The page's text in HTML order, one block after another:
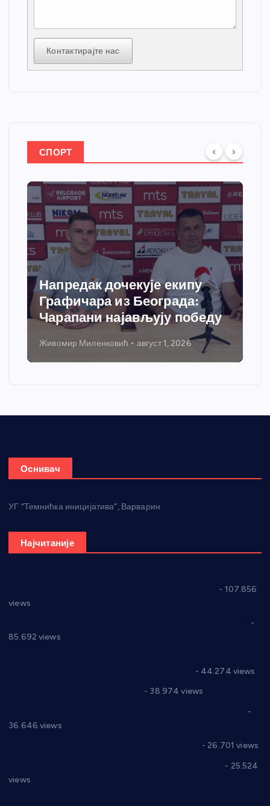
Контактирајте нас
СПОРТ
Спортски центар “Ћићевац”
добија савремени систем
грејања
Никола Петровић јул 31, 2026
Оснивач
УГ “Темнићка иницијатива”, Варварин
Најчитаније
- 107.856
views
-
85.692 views
- 44.274 views
- 38.974 views
-
36.646 views
- 26.701 views
- 25.524
views